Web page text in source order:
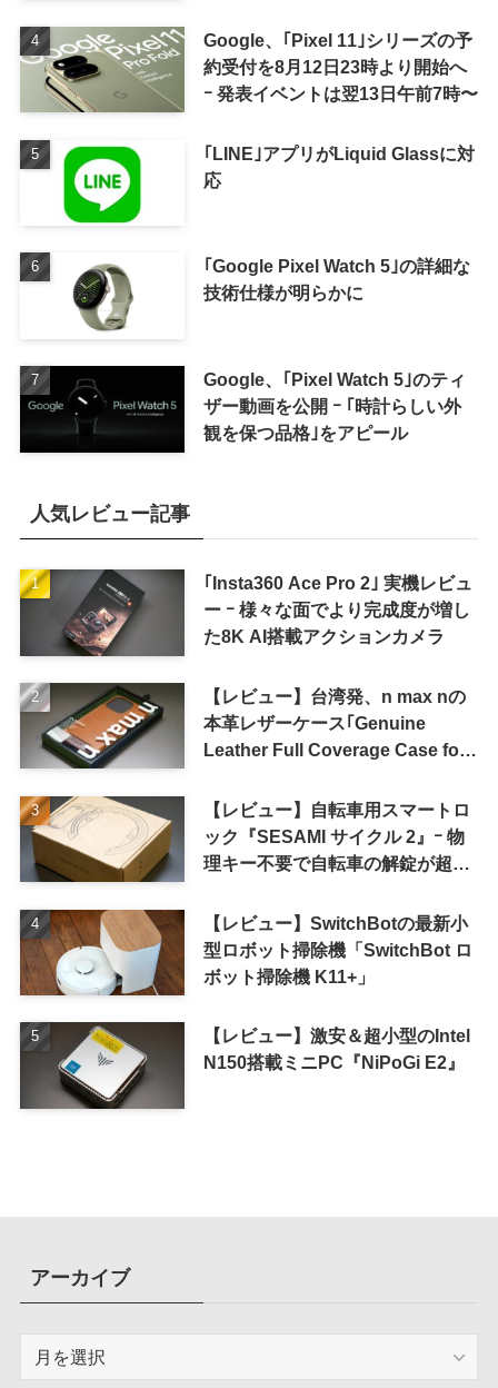
Google、｢Pixel 11｣シリーズの予
約受付を8月12日23時より開始へ
ｰ 発表イベントは翌13日午前7時〜
｢LINE｣アプリがLiquid Glassに対
応
｢Google Pixel Watch 5｣の詳細な
技術仕様が明らかに
Google、｢Pixel Watch 5｣のティ
ザー動画を公開 ｰ ｢時計らしい外
観を保つ品格｣をアピール
人気レビュー記事
｢Insta360 Ace Pro 2｣ 実機レビュ
ー ｰ 様々な面でより完成度が増し
た8K AI搭載アクションカメラ
【レビュー】台湾発、n max nの
本革レザーケース｢Genuine
Leather Full Coverage Case for
【レビュー】自転車用スマートロ
ック『SESAMI サイクル 2』ｰ 物
理キー不要で自転車の解錠が超簡
【レビュー】SwitchBotの最新小
型ロボット掃除機「SwitchBot ロ
ボット掃除機 K11+」
【レビュー】激安＆超小型のIntel
N150搭載ミニPC『NiPoGi E2』
アーカイブ